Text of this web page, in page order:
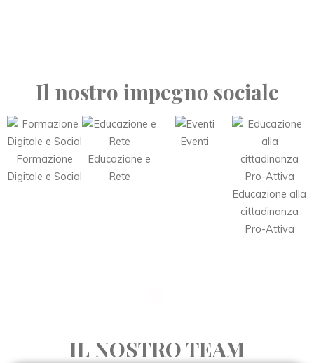
Il nostro impegno sociale
Formazione
Digitale e Social
Educazione e
Rete
Eventi
Educazione alla
cittadinanza
Pro-Attiva
IL NOSTRO TEAM